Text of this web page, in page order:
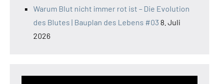
Warum Blut nicht immer rot ist – Die Evolution
des Blutes | Bauplan des Lebens #03 8. Juli
2026